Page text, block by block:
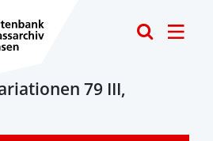
79 III,